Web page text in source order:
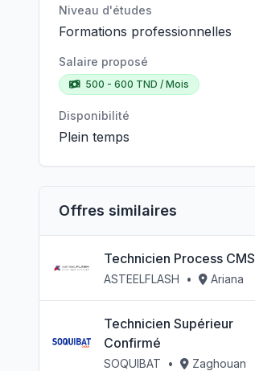
Niveau d'études
Formations professionnelles
Salaire proposé
500 - 600 TND / Mois
Disponibilité
Plein temps
Offres similaires
Technicien Process CMS
ASTEELFLASH • Ariana
Technicien Supérieur
Confirmé
SOQUIBAT • Zaghouan